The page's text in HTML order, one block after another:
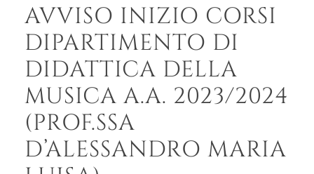
AVVISO INIZIO CORSI
DIPARTIMENTO DI
DIDATTICA DELLA
MUSICA A.A. 2023/2024
(PROF.SSA
D’ALESSANDRO MARIA